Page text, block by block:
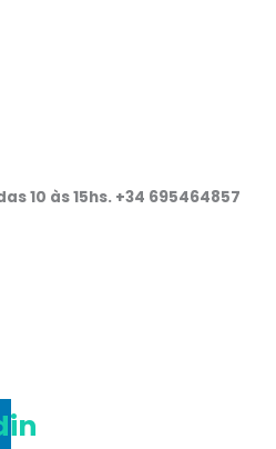
10 às 15hs. +34 695464857